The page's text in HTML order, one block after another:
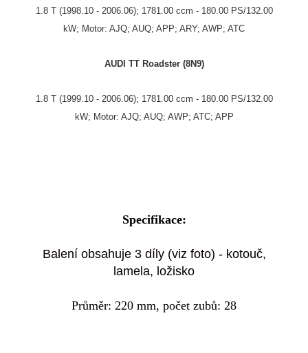
1.8 T (1998.10 - 2006.06); 1781.00 ccm - 180.00 PS/132.00
kW; Motor: AJQ; AUQ; APP; ARY; AWP; ATC
AUDI TT Roadster (8N9)
1.8 T (1999.10 - 2006.06); 1781.00 ccm - 180.00 PS/132.00
kW; Motor: AJQ; AUQ; AWP; ATC; APP
Specifikace:
Balení obsahuje 3 díly (viz foto) - kotouč,
lamela, ložisko
Průměr: 220 mm, počet zubů: 28